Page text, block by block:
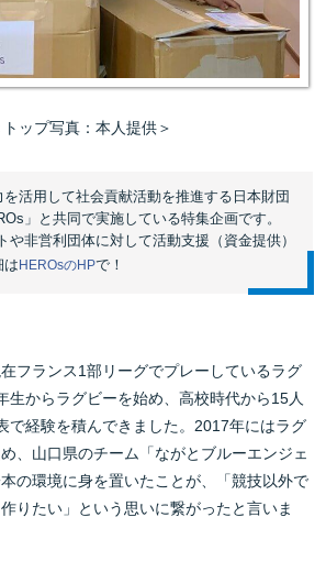
トップ写真：本人提供＞
活用して社会貢献活動を推進する日本財団
」と共同で実施している特集企画です。
や非営利団体に対して活動支援（資金提供）
はHEROsのHPで！
フランス1部リーグでプレーしているラグ
生からラグビーを始め、高校時代から15人
で経験を積んできました。2017年にはラグ
、山口県のチーム「ながとブルーエンジェ
の環境に身を置いたことが、「競技以外で
りたい」という思いに繋がったと言いま